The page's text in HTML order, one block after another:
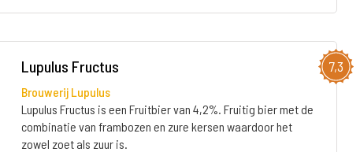
7,3
Lupulus Fructus
Brouwerij Lupulus
Lupulus Fructus is een Fruitbier van 4,2%. Fruitig bier met de
combinatie van frambozen en zure kersen waardoor het
zowel zoet als zuur is.